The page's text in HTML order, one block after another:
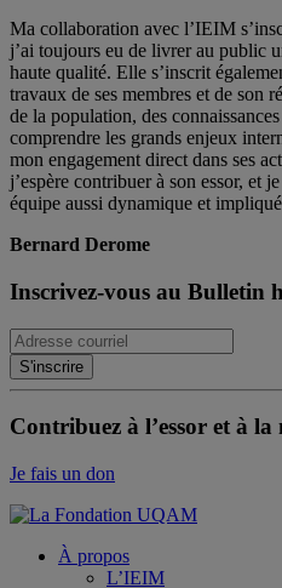
Ma collaboration avec l’IEIM
j’ai toujours eu de livrer au public
haute qualité. Elle s’inscrit
travaux de ses membres et de son
de la population, des
comprendre les grands enjeux
mon engagement direct dans ses
j’espère contribuer à son essor, et
équipe aussi dynamique et
Bernard Derome
Inscrivez-vous au Bulletin
Contribuez à l’essor et à
Je fais un don
À propos
L’IEIM